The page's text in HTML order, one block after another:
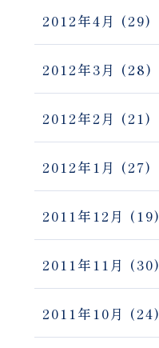
2012年4月 (29)
2012年3月 (28)
2012年2月 (21)
2012年1月 (27)
2011年12月 (19)
2011年11月 (30)
2011年10月 (24)